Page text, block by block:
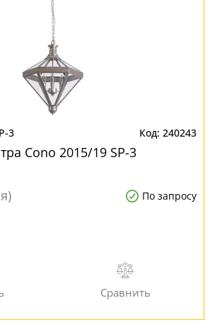
3 240243
Cono 2015/19 SP-3
По запросу